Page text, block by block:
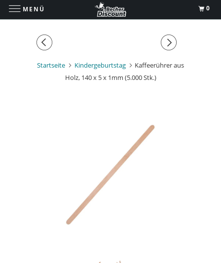
Startseite Kindergeburtstag
Kaffeerührer aus
Holz, 140 x 5 x 1mm (5.000 Stk.)
MENÜ 0